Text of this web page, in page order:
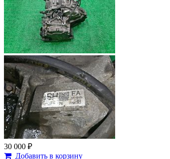
30 000 ₽
Добавить в корзину